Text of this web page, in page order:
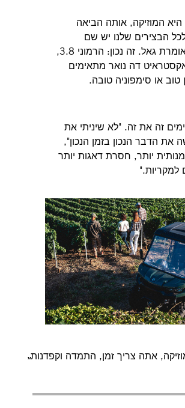
המוזיקה, אותה הביאה
הבצירים שלנו יש שם
המקושר למוזיקה", אומרת גאל. זה נכון: הרמוני 3.8,
דה נואר מתאימים
טוב או סימפוניה טובה.
זה את זה. "לא שיניתי את
את הדבר הנכון בזמן הנכון",
יותר, חסרת דאגות יותר
למקריות."
אתה צריך זמן, התמדה וקפדנות.